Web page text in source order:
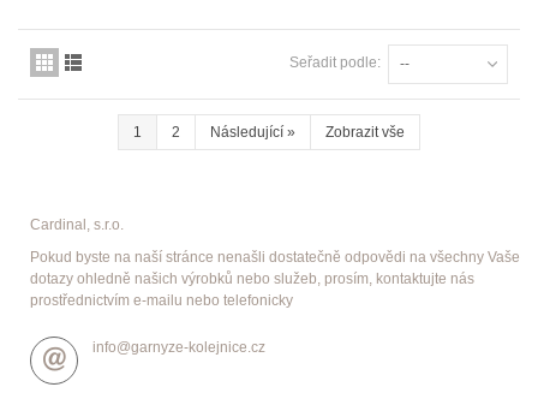
Seřadit podle: --
1 2 Následující» Zobrazit vše
Cardinal, s.r.o.
Pokud byste na naší stránce nenašli dostatečně odpovědi na všechny Vaše
dotazy ohledně našich výrobků nebo služeb, prosím, kontaktujte nás
prostřednictvím e-mailu nebo telefonicky
info@garnyze-kolejnice.cz